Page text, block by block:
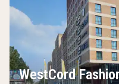
WestCord